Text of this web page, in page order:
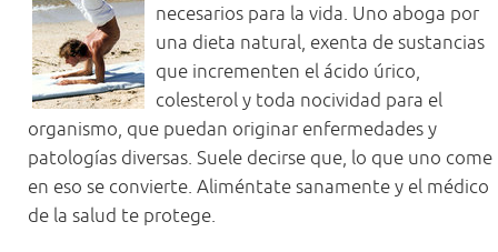
necesarios para la vida. Uno aboga por
una dieta natural, exenta de sustancias
que incrementen el ácido úrico,
colesterol y toda nocividad para el
organismo, que puedan originar enfermedades y
patologías diversas. Suele decirse que, lo que uno come
en eso se convierte. Aliméntate sanamente y el médico
de la salud te protege.